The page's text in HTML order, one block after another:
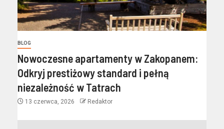
BLOG
Nowoczesne apartamenty w Zakopanem:
Odkryj prestiżowy standard i pełną
niezależność w Tatrach
13 czerwca, 2026 Redaktor